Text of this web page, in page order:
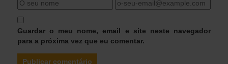
Guardar o meu nome, email e site neste navegador
para a próxima vez que eu comentar.